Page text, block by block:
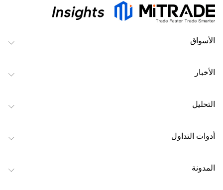
الأسواق
الأخبار
التحليل
أدوات التداول
المدونة